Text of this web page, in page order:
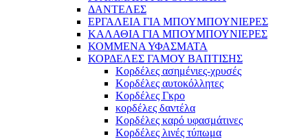
ΔΑΝΤΕΛΕΣ
ΕΡΓΑΛΕΙΑ ΓΙΑ ΜΠΟΥΜΠΟΥΝΙΕΡΕΣ
ΚΑΛΑΘΙΑ ΓΙΑ ΜΠΟΥΜΠΟΥΝΙΕΡΕΣ
ΚΟΜΜΕΝΑ ΥΦΑΣΜΑΤΑ
ΚΟΡΔΕΛΕΣ ΓΑΜΟΥ ΒΑΠΤΙΣΗΣ
Κορδέλες ασημένιες-χρυσές
Κορδέλες αυτοκόλλητες
Κορδέλες Γκρο
κορδέλες δαντέλα
Κορδέλες καρό υφασμάτινες
Κορδέλες λινές τύπωμα